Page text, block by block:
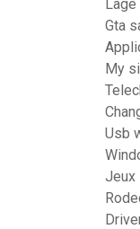
Gta
My
Usb
Jeux